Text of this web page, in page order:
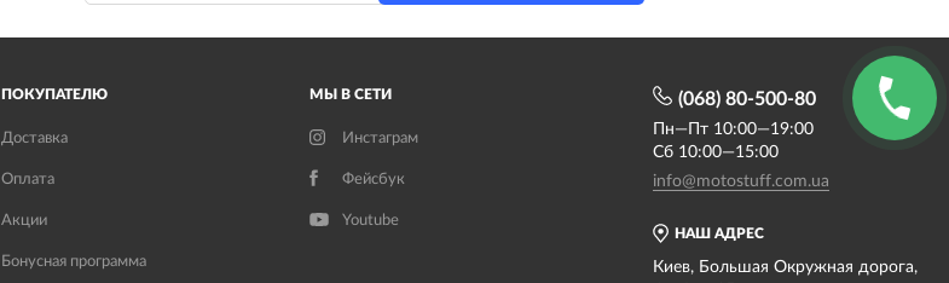
ПОКУПАТЕЛЮ
Доставка
Оплата
Акции
Бонусная программа
МЫ В СЕТИ
Инстаграм
Фейсбук
Youtube
НАШ АДРЕС
Киев, Большая Окружная дорога,
(068) 80-500-80
Пн—Пт 10:00—19:00
Сб 10:00—15:00
info@motostuff.com.ua